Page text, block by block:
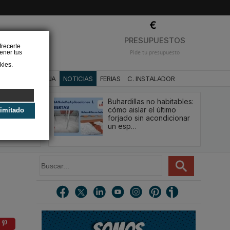
tus
PRESUPUESTOS
Pide tu presupuesto
BAÑO Y AGUA NOTICIAS FERIAS C. INSTALADOR
le va a
Buhardillas no habitables:
cómo aislar el último
forjado sin acondicionar
un esp…
u
r